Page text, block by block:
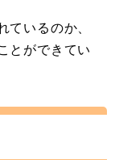
いるのか、
とができてい